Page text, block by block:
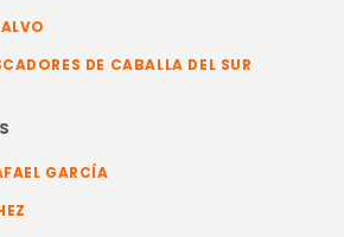
DE CABALLA DEL SUR
GARCÍA